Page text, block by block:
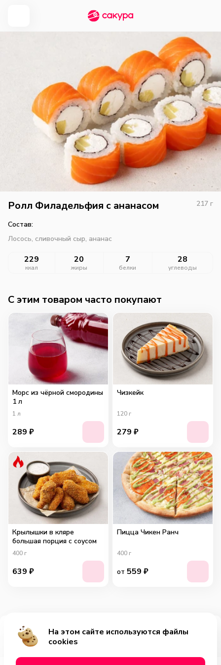
Ролл Филадельфия с ананасом 217 г
Состав:
Лосось, сливочный сыр, ананас
229
ккал
20
жиры
7
белки
28
углеводы
Добавить за 529₽
C этим товаром часто покупают
Морс из чёрной смородины
1 л
1 л
289 ₽
Чизкейк
120 г
279 ₽
Крылышки в кляре
большая порция с соусом
400 г
639 ₽
Пицца Чикен Ранч
400 г
от 559 ₽
На этом сайте используются файлы
cookies